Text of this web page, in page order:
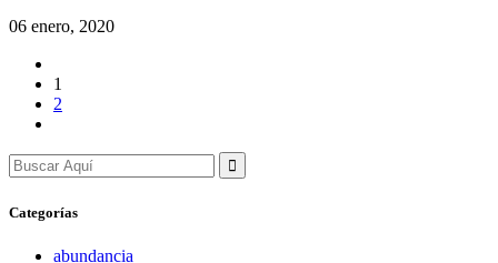
06 enero, 2020
1
2
Search
for:
Categorías
abundancia